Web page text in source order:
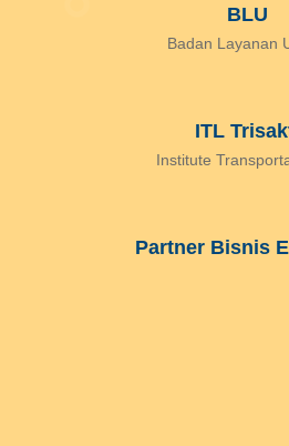
BLU
Badan Layanan
ITL
Institute
Partner Bisnis